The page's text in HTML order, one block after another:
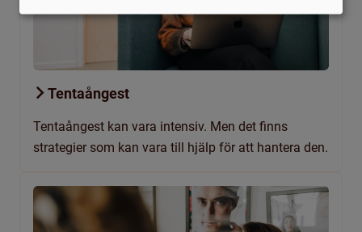
Tentaångest
Tentaångest kan vara intensiv. Men det finns
strategier som kan vara till hjälp för att hantera den.